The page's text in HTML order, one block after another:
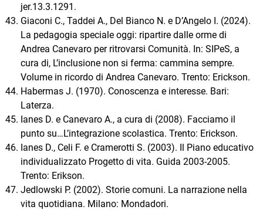
jer.13.3.1291.
Giaconi C., Taddei A., Del Bianco N. e D’Angelo I. (2024).
La pedagogia speciale oggi: ripartire dalle orme di
Andrea Canevaro per ritrovarsi Comunità. In: SIPeS, a
cura di, L’inclusione non si ferma: cammina sempre.
Volume in ricordo di Andrea Canevaro. Trento: Erickson.
Habermas J. (1970). Conoscenza e interesse. Bari:
Laterza.
Ianes D. e Canevaro A., a cura di (2008). Facciamo il
punto su…L’integrazione scolastica. Trento: Erickson.
Ianes D., Celi F. e Cramerotti S. (2003). Il Piano educativo
individualizzato Progetto di vita. Guida 2003-2005.
Trento: Erikson.
Jedlowski P. (2002). Storie comuni. La narrazione nella
vita quotidiana. Milano: Mondadori.